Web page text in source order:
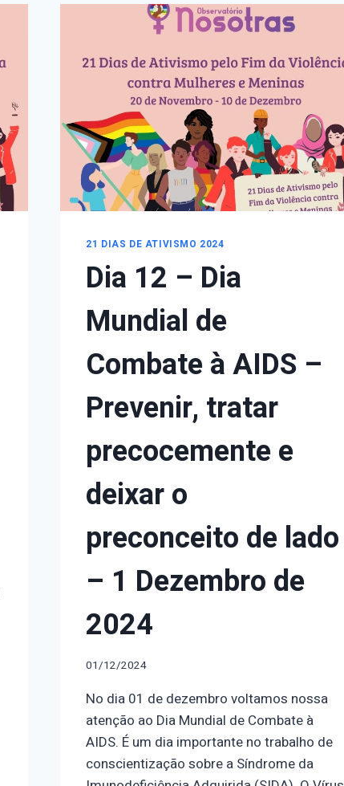
SERVIÇO
SOCIAL
ENFRENTAMENTO
À
VIOLÊNCIA
CONTRA
MULHERES
–
4
DE
DEZEMBRO
21 DIAS DE ATIVISMO 2024
Dia 12 – Dia
Mundial de
Combate à AIDS –
Prevenir, tratar
precocemente e
deixar o
preconceito de lado
– 1 Dezembro de
2024
01/12/2024
No dia 01 de dezembro voltamos nossa
atenção ao Dia Mundial de Combate à
AIDS. É um dia importante no trabalho de
conscientização sobre a Síndrome da